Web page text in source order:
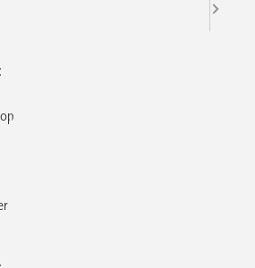
in Tauberbischofsheim soll deutlich